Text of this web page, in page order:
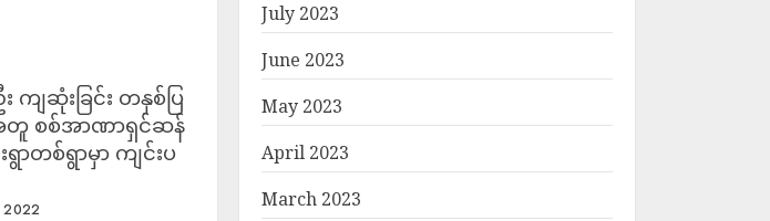
ကျဆုံးခြင်း တနှစ်ပြ
တူ စစ်အာဏာရှင်ဆန်
ာတစ်ရွာမှာ ကျင်းပ
2022
July 2023
June 2023
May 2023
April 2023
March 2023